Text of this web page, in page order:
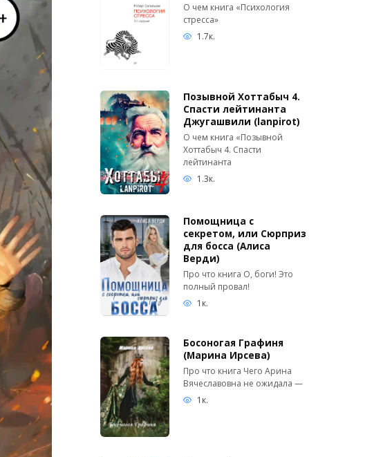
О чем книга «Психология
стресса»
1.7к.
Позывной Хоттабыч 4.
Спасти лейтинанта
Джугашвили (lanpirot)
О чем книга «Позывной
Хоттабыч 4. Спасти
лейтинанта
1.3к.
Помощница с
секретом, или Сюрприз
для босса (Алиса
Верди)
Про что книга О, боги! Это
полный провал!
1к.
Босоногая Графиня
(Марина Ирсева)
Про что книга Чего Арина
Вячеславовна не ожидала —
1к.